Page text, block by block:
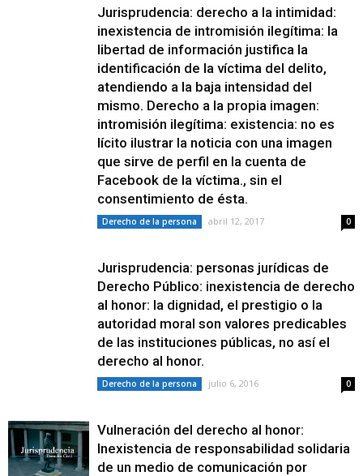
Jurisprudencia: derecho a la intimidad:
inexistencia de intromisión ilegítima: la
libertad de información justifica la
identificación de la víctima del delito,
atendiendo a la baja intensidad del
mismo. Derecho a la propia imagen:
intromisión ilegítima: existencia: no es
lícito ilustrar la noticia con una imagen
que sirve de perfil en la cuenta de
Facebook de la víctima., sin el
consentimiento de ésta.
Derecho de la persona abril 12, 2017 0
Jurisprudencia: personas jurídicas de
Derecho Público: inexistencia de derecho
al honor: la dignidad, el prestigio o la
autoridad moral son valores predicables
de las instituciones públicas, no así el
derecho al honor.
Derecho de la persona julio 6, 2016 0
Vulneración del derecho al honor:
Inexistencia de responsabilidad solidaria
de un medio de comunicación por